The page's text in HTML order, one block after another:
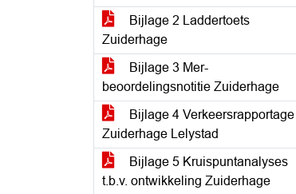
Bijlage 2 Laddertoets
Zuiderhage
Bijlage 3 Mer-
beoordelingsnotitie Zuiderhage
Bijlage 4 Verkeersrapportage
Zuiderhage Lelystad
Bijlage 5 Kruispuntanalyses
t.b.v. ontwikkeling Zuiderhage